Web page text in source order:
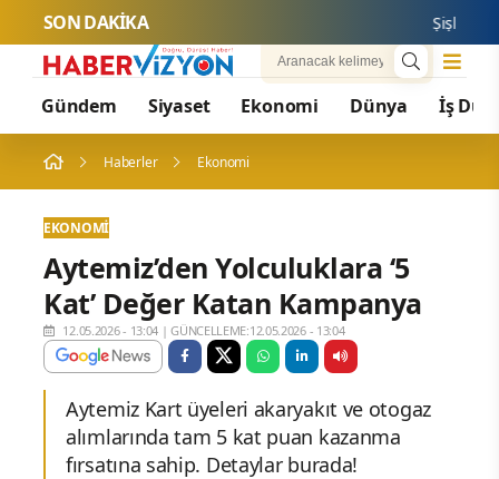
SON DAKİKA Şişli’de
Gündem Siyaset Ekonomi Dünya İş
Haberler Ekonomi
EKONOMI
Aytemiz’den Yolculuklara ‘5
Kat’ Değer Katan Kampanya
12.05.2026 - 13:04 |GÜNCELLEME:12.05.2026 - 13:04
Aytemiz Kart üyeleri akaryakıt ve otogaz
alımlarında tam 5 kat puan kazanma
fırsatına sahip. Detaylar burada!